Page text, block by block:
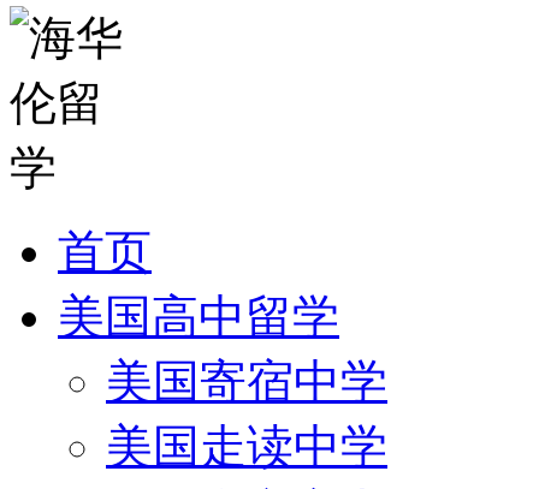
首页
美国高中留学
美国寄宿中学
美国走读中学